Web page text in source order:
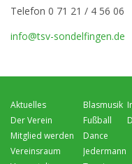
Telefon 0 71 21 / 4 56 06
info@tsv-sondelfingen.de
Navigation
überspringen
Aktuelles
Der Verein
Mitglied werden
Vereinsraum
Navigation
Blasmusik
Fußball
Dance
Jedermann